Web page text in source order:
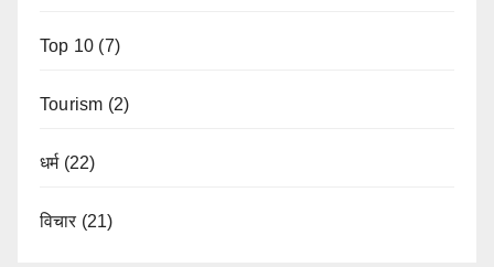
Top 10 (7)
Tourism (2)
धर्म(22)
विचार (21)